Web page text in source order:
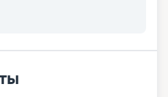
и лаунж-бар;